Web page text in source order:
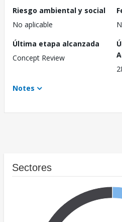
Riesgo ambiental y social
No aplicable
Última etapa alcanzada
Concept Review
Notes
Sectores